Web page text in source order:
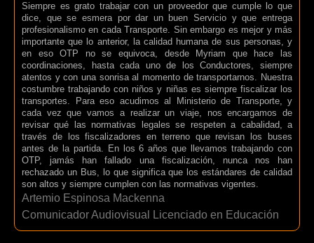
Siempre es grato trabajar con un proveedor que cumple lo que
dice, que se esmera por dar un buen Servicio y que entrega
profesionalismo en cada Transporte. Sin embargo es mejor y más
importante que lo anterior, la calidad humana de sus personas, y
en eso OTP no se equivoca, desde Myriam que hace las
coordinaciones, hasta cada uno de los Conductores, siempre
atentos y con una sonrisa al momento de transportarnos. Nuestra
costumbre trabajando con niños y niñas es siempre fiscalizar los
transportes. Para eso acudimos al Ministerio de Transporte, y
cada vez que vamos a realizar un viaje, nos encargamos de
revisar qué las normativas legales se respeten a cabalidad, a
través de los fiscalizadores en terreno que revisan los buses
antes de la partida. En los 6 años que llevamos trabajando con
OTP, jamás han fallado una fiscalización, nunca nos han
rechazado un Bus, lo que significa que los estándares de calidad
son altos y siempre cumplen con las normativas vigentes.
Artemio Espinosa Mackenna
Comunicador Audiovisual Licenciado en Educación